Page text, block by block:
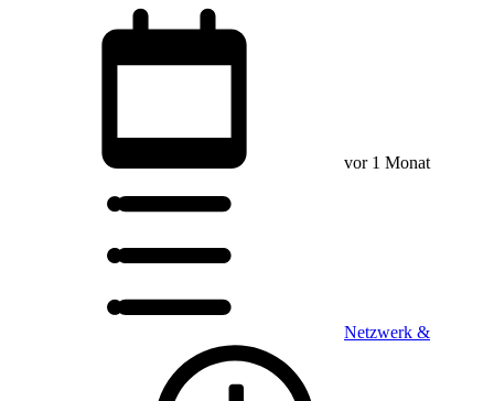
vor 1 Monat
Netzwerk &